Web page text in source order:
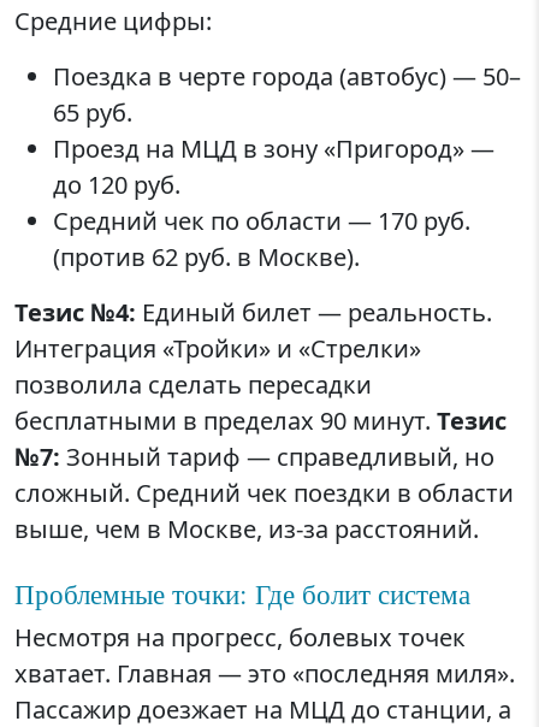
Средние цифры:
Поездка в черте города (автобус) — 50–
65 руб.
Проезд на МЦД в зону «Пригород» —
до 120 руб.
Средний чек по области — 170 руб.
(против 62 руб. в Москве).
Тезис №4: Единый билет — реальность.
Интеграция «Тройки» и «Стрелки»
позволила сделать пересадки
бесплатными в пределах 90 минут. Тезис
№7: Зонный тариф — справедливый, но
сложный. Средний чек поездки в области
выше, чем в Москве, из-за расстояний.
Проблемные точки: Где болит система
Несмотря на прогресс, болевых точек
хватает. Главная — это «последняя миля».
Пассажир доезжает на МЦД до станции, а